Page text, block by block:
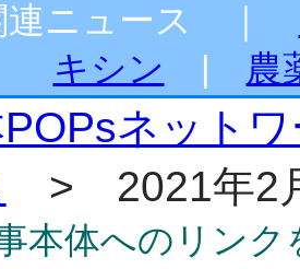
連ニュース ｜
キシン
農
POPsネット
> 2021年2
本体へのリン